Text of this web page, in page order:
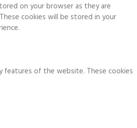
on your browser as they are
cookies will be stored in your
features of the website. These cookies